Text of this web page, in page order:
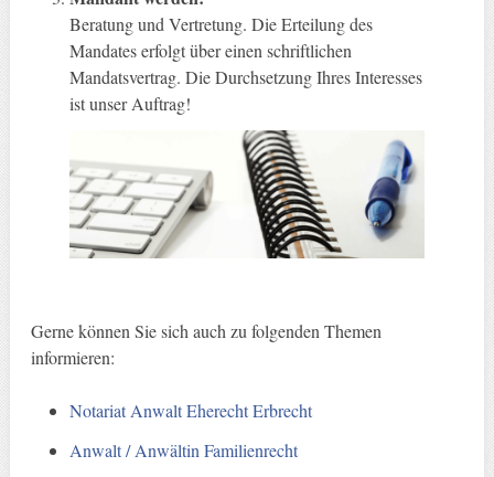
Beratung und Vertretung. Die Erteilung des
Mandates erfolgt über einen schriftlichen
Mandatsvertrag. Die Durchsetzung Ihres Interesses
ist unser Auftrag!
Gerne können Sie sich auch zu folgenden Themen
informieren:
Notariat Anwalt Eherecht Erbrecht
Anwalt / Anwältin Familienrecht